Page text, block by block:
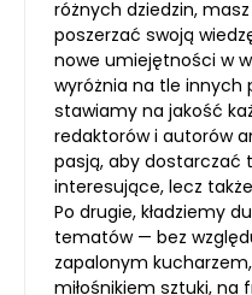
różnych dziedzin,
poszerzać swoją
nowe umiejętności w
wyróżnia na tle innych
stawiamy na jakość
redaktorów i autorów
pasją, aby dostarczać
interesujące, lecz
Po drugie, kładziemy
tematów — bez
zapalonym
miłośnikiem sztuki, na